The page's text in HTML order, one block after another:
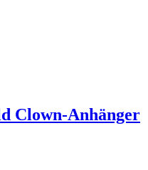
Clown-Anhänger